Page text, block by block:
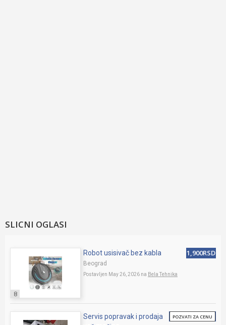
SLICNI OGLASI
8
Robot usisivač bez kabla
Beograd
Postavljen May 26, 2026 na Bela Tehnika
1,900RSD
Servis popravak i prodaja
POZVATI ZA CENU